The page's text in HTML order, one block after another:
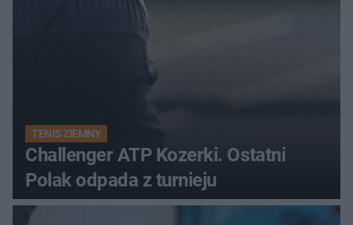
TENIS ZIEMNY
Challenger ATP Kozerki. Ostatni
Polak odpada z turnieju